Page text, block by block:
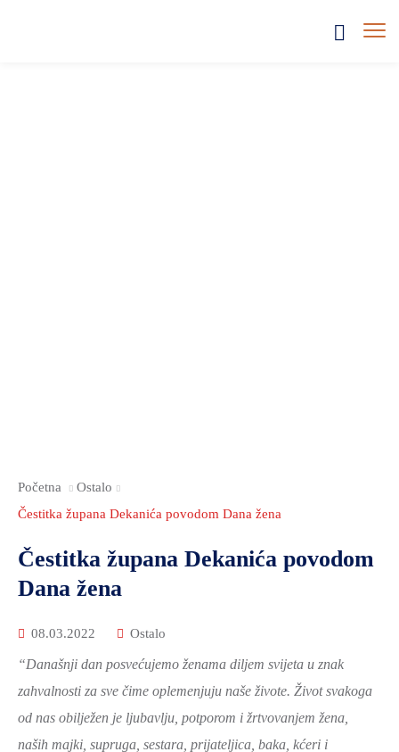
Početna
Ostalo
Čestitka župana Dekanića povodom Dana žena
Čestitka župana Dekanića povodom
Dana žena
08.03.2022 Ostalo
“Današnji dan posvećujemo ženama diljem svijeta u znak
zahvalnosti za sve čime oplemenjuju naše živote. Život svakoga
od nas obilježen je ljubavlju, potporom i žrtvovanjem žena,
naših majki, supruga, sestara, prijateljica, baka, kćeri i